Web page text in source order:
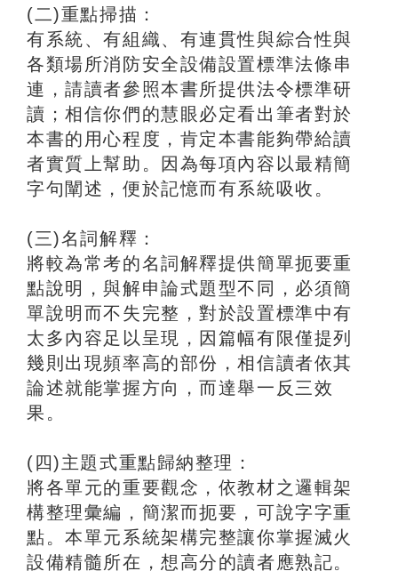
(二)重點掃描：
有系統、有組織、有連貫性與綜合性與
各類場所消防安全設備設置標準法條串
連，請讀者參照本書所提供法令標準研
讀；相信你們的慧眼必定看出筆者對於
本書的用心程度，肯定本書能夠帶給讀
者實質上幫助。因為每項內容以最精簡
字句闡述，便於記憶而有系統吸收。
(三)名詞解釋：
將較為常考的名詞解釋提供簡單扼要重
點說明，與解申論式題型不同，必須簡
單說明而不失完整，對於設置標準中有
太多內容足以呈現，因篇幅有限僅提列
幾則出現頻率高的部份，相信讀者依其
論述就能掌握方向，而達舉一反三效
果。
(四)主題式重點歸納整理：
將各單元的重要觀念，依教材之邏輯架
構整理彙編，簡潔而扼要，可說字字重
點。本單元系統架構完整讓你掌握滅火
設備精髓所在，想高分的讀者應熟記。